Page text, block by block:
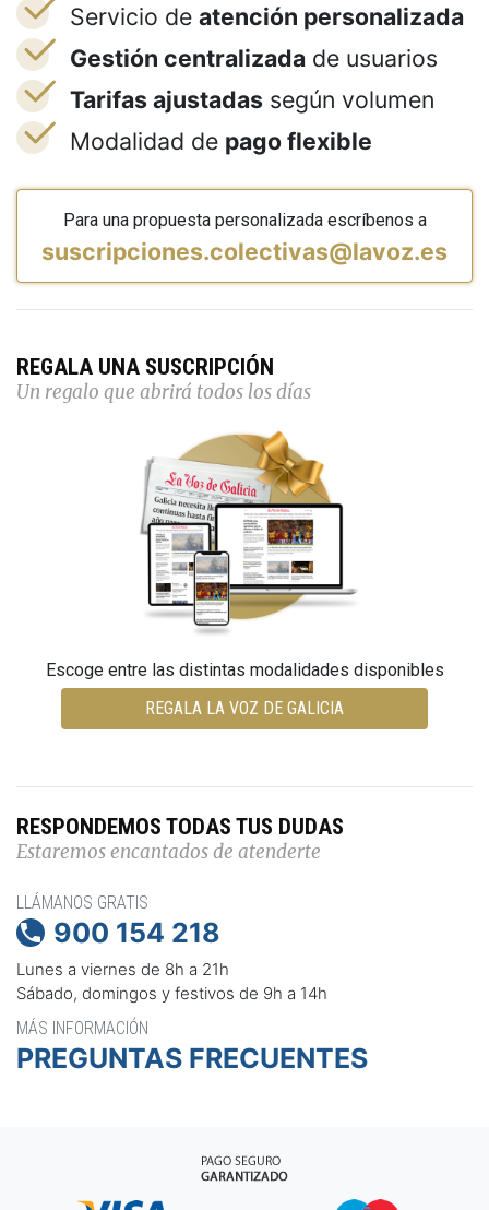
Servicio de atención personalizada
Gestión centralizada de usuarios
Tarifas ajustadas según volumen
Modalidad de pago flexible
Para una propuesta personalizada escríbenos a
suscripciones.colectivas@lavoz.es
REGALA UNA SUSCRIPCIÓN
Un regalo que abrirá todos los días
Escoge entre las distintas modalidades disponibles
REGALA LA VOZ DE GALICIA
RESPONDEMOS TODAS TUS DUDAS
Estaremos encantados de atenderte
LLÁMANOS GRATIS
 900 154 218
Lunes a viernes de 8h a 21h
Sábado, domingos y festivos de 9h a 14h
MÁS INFORMACIÓN
PREGUNTAS FRECUENTES